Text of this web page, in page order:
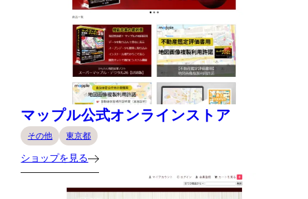
マップル公式オンラインストア
その他 東京都
ショップを見る